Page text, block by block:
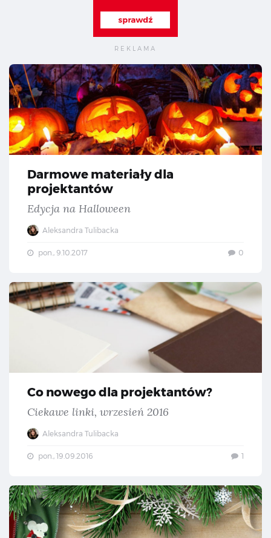
Darmowe materiały dla
projektantów
Edycja na Halloween
Aleksandra Tulibacka
pon., 9.10.2017 0
Co nowego dla projektantów?
Ciekawe linki, wrzesień 2016
Aleksandra Tulibacka
pon., 19.09.2016 1